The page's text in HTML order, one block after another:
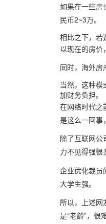
如果在一些房
民币2~3万。
相比之下，若
以现在的房价，
同时，海外房
当然，这种
加财务负担。
在网络时代之
是这么一回事，
除了互联网
力不见得强很
企业优化裁员
大学生强。
所以，上述
是“老龄”，很